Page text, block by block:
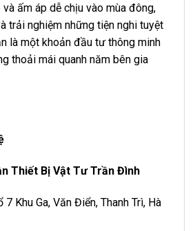
ấm áp dễ chịu vào mùa đông,
trải nghiệm những tiện nghi tuyệt
là một khoản đầu tư thông minh
thoải mái quanh năm bên gia
Thiết Bị Vật Tư Trần Đình
7 Khu Ga, Văn Điển, Thanh Trì, Hà